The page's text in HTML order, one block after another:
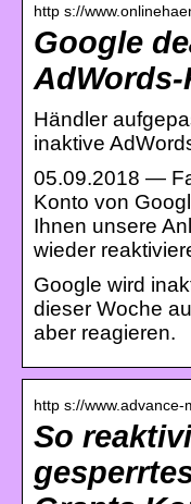
http s://
Google
Händler
inaktive
05.09.2018 —
Konto von
Ihnen unsere
wieder
Google wird
dieser Woche
aber reagieren.
http s://www.advance-
So